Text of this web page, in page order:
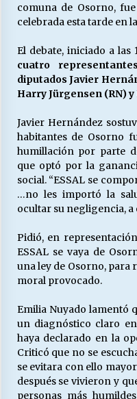
cuestión
16/05/
S.O.S. a
30/04/
18/04/
06/04/
comuna de Osorno,
celebrada esta tarde en
El debate, iniciado a las
cuatro
diputados Javier
Harry Jürgensen (RN) y
Javier Hernández
habitantes de Osorno
humillación por parte
que optó por la
social. “ESSAL se
…no les importó la
ocultar su negligencia, a
Pidió, en
ESSAL se vaya de
una ley de Osorno,
moral provocado.
Emilia Nuyado lamentó
un diagnóstico claro
haya declarado en la
Criticó que no se
se evitara con ello
después se vivieron y
personas más